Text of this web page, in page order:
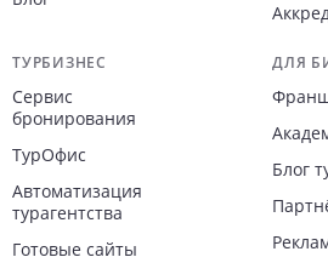
ТУРБИЗНЕС
Сервис
бронирования
ТурОфис
Автоматизация
турагентства
Готовые сайты
ДЛЯ
Блог